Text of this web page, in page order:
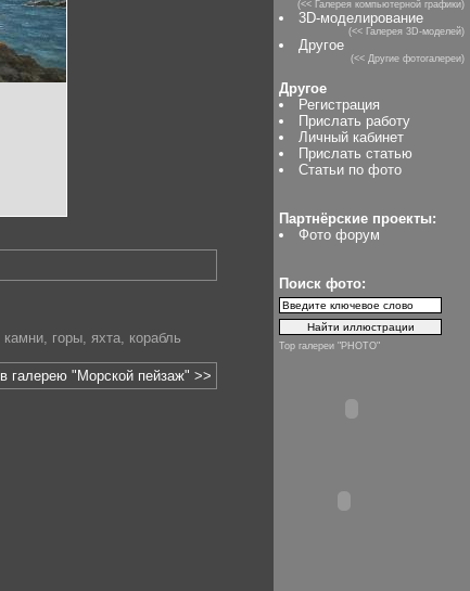
камни, горы, яхта, корабль
в галерею "Морской пейзаж" >>
(<< Галерея компьютерной графики)
3D-моделирование
(<< Галерея 3D-моделей)
Другое
(<< Другие фотогалереи)
Другое
Регистрация
Прислать работу
Личный кабинет
Прислать статью
Статьи по фото
Партнёрские проекты:
Фото форум
Поиск фото:
Top галереи "PHOTO"